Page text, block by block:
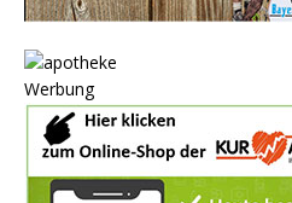
Werbung